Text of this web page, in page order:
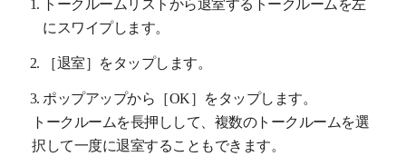
にスワイプします。
［退室］をタップします。
ポップアップから［OK］をタップします。
トークルームを長押しして、複数のトークルームを選
択して一度に退室することもできます。